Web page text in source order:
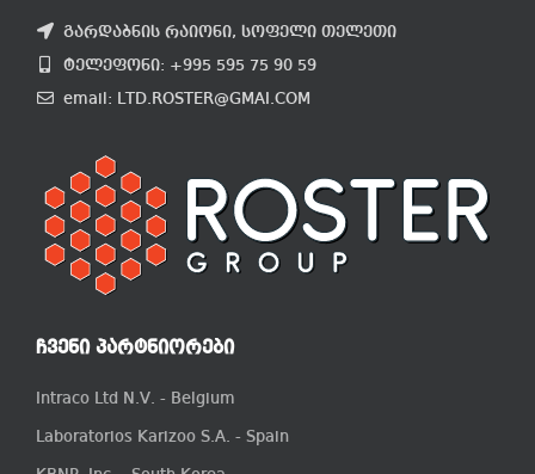
გარდაბნის რაიონი, სოფელი თელეთი
ტელეფონი: +995 595 75 90 59
email: LTD.ROSTER@GMAI.COM
ᲩᲕᲔᲜᲘ ᲞᲐᲠᲢᲜᲘᲝᲠᲔᲑᲘ
Intraco Ltd N.V. - Belgium
Laboratorios Karizoo S.A. - Spain